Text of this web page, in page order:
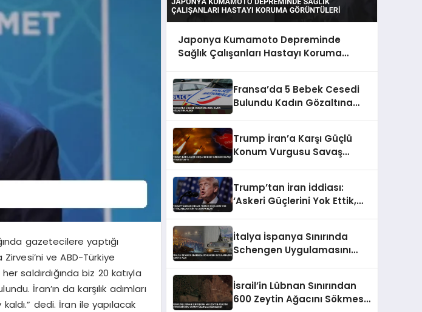
gazetecilere yaptığı
ve ABD-Türkiye
saldırdığında biz 20 katıyla
İran’ın da karşılık adımları
dedi. İran ile yapılacak
Japonya Kumamoto Depreminde
Sağlık Çalışanları Hastayı Koruma
Fransa’da 5 Bebek Cesedi
Bulundu Kadın Gözaltına
Trump İran’a Karşı Güçlü
Konum Vurgusu Savaş
Trump’tan İran İddiası:
‘Askeri Güçlerini Yok Ettik,
İtalya İspanya Sınırında
Schengen Uygulamasını
İsrail’in Lübnan Sınırından
600 Zeytin Ağacını Sökmesi